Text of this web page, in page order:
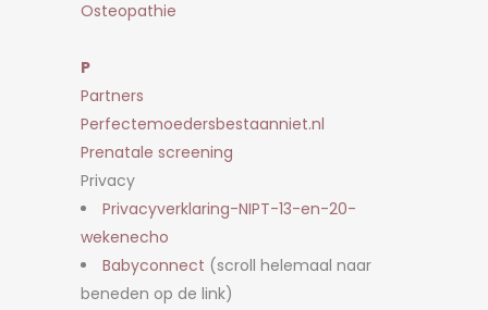
Osteopathie
P
Partners
Perfectemoedersbestaanniet.nl
Prenatale screening
Privacy
Privacyverklaring-NIPT-13-en-20-
wekenecho
Babyconnect (scroll helemaal naar
beneden op de link)